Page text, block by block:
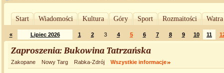
Start Wiadomości Kultura Góry Sport Rozmaitości
« Lipiec 2026 1 2 3 4 5 6 7 8 9 10 11
Zaproszenia: Bukowina Tatrzańska
Zakopane Nowy Targ Rabka-Zdrój Wszystkie informacje